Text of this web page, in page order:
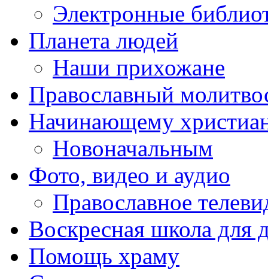
Электронные
Планета людей
Наши прихожане
Православный
Начинающему
Новоначальным
Фото, видео и аудио
Православное
Воскресная школа для
Помощь храму